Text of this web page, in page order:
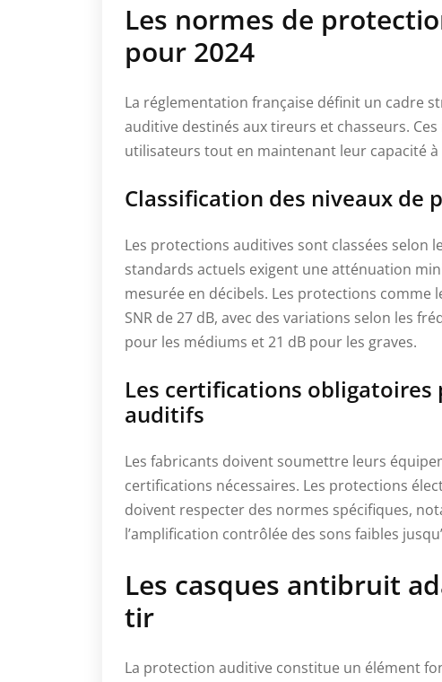
Les normes de
pour 2024
La réglementation française définit un cadre
auditive destinés aux tireurs et chasseurs.
utilisateurs tout en maintenant leur capacité
Classification des niveaux
Les protections auditives sont classées selon
standards actuels exigent une atténuation
mesurée en décibels. Les protections comme
SNR de 27 dB, avec des variations selon les
pour les médiums et 21 dB pour les graves.
Les certifications obligatoires
auditifs
Les fabricants doivent soumettre leurs
certifications nécessaires. Les protections
doivent respecter des normes spécifiques,
l’amplification contrôlée des sons faibles
Les casques antibruit
tir
La protection auditive constitue un élément